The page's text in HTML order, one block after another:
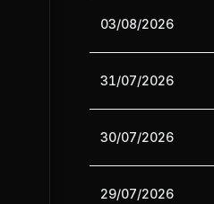
03/08/2026
31/07/2026
30/07/2026
29/07/2026